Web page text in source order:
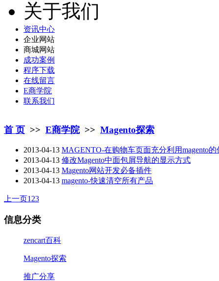
关于我们
资讯中心
企业网站
商城网站
成功案例
程序下载
在线留言
E商学院
联系我们
首 页 >> E商学院>> Magento探索
2013-04-13 MAGENTO-在购物车页面充分利用magento
2013-04-13 修改Magento中面包屑导航的显示方式
2013-04-13 Magento网站开发必备插件
2013-04-13 magento-快速清空所有产品
上一页123
信息分类
zencart百科
Magento探索
推广分享